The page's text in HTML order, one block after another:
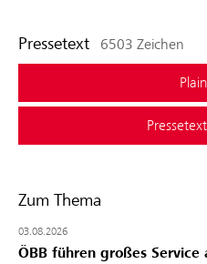
Pressetext 6503 Zeichen
Zum Thema
03.08.2026
ÖBB führen großes